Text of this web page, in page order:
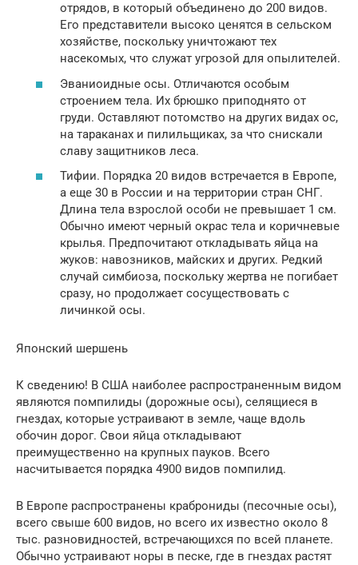
отрядов, в который объединено до 200 видов.
Его представители высоко ценятся в сельском
хозяйстве, поскольку уничтожают тех
насекомых, что служат угрозой для опылителей.
Эваниоидные осы. Отличаются особым
строением тела. Их брюшко приподнято от
груди. Оставляют потомство на других видах ос,
на тараканах и пилильщиках, за что снискали
славу защитников леса.
Тифии. Порядка 20 видов встречается в Европе,
а еще 30 в России и на территории стран СНГ.
Длина тела взрослой особи не превышает 1 см.
Обычно имеют черный окрас тела и коричневые
крылья. Предпочитают откладывать яйца на
жуков: навозников, майских и других. Редкий
случай симбиоза, поскольку жертва не погибает
сразу, но продолжает сосуществовать с
личинкой осы.
Японский шершень
К сведению! В США наиболее распространенным видом
являются помпилиды (дорожные осы), селящиеся в
гнездах, которые устраивают в земле, чаще вдоль
обочин дорог. Свои яйца откладывают
преимущественно на крупных пауков. Всего
насчитывается порядка 4900 видов помпилид.
В Европе распространены краброниды (песочные осы),
всего свыше 600 видов, но всего их известно около 8
тыс. разновидностей, встречающихся по всей планете.
Обычно устраивают норы в песке, где в гнездах растят